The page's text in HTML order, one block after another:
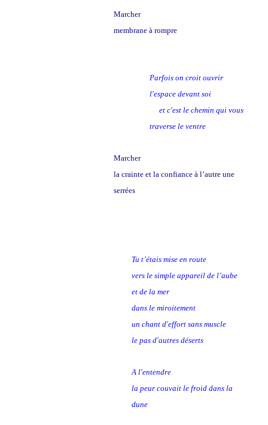
Marcher
membrane à rompre
Parfois on croit ouvrir
l'espace devant soi
et c'est le chemin qui vous
traverse le ventre
Marcher
la crainte et la confiance à l’autre une
serrées
Tu t’étais mise en route
vers le simple appareil de l’aube
et de la mer
dans le miroitement
un chant d'effort sans muscle
le pas d'autres déserts
A l'entendre
la peur couvait le froid dans la
dune